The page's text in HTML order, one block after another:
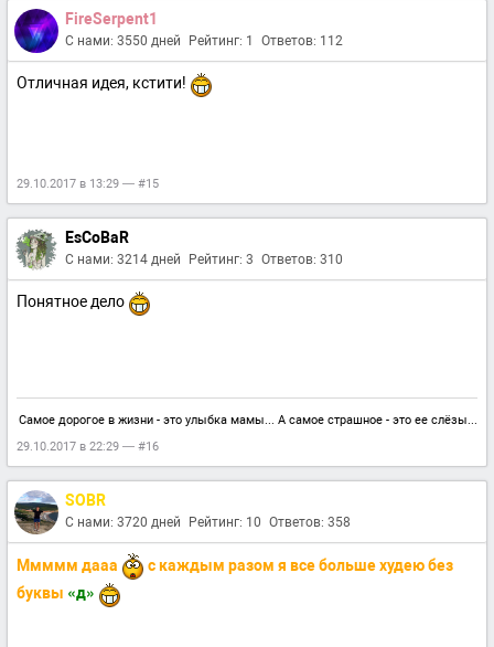
FireSerpent1
С нами: 3550 дней Рейтинг: 1 Ответов: 112
Отличная идея, кстити!
29.10.2017 в 13:29 — #15
EsCoBaR
С нами: 3214 дней Рейтинг: 3 Ответов: 310
Понятное дело
Самое дорогое в жизни - это улыбка мамы... А самое страшное - это ее слёзы...
29.10.2017 в 22:29 — #16
SOBR
С нами: 3720 дней Рейтинг: 10 Ответов: 358
Ммммм дааа
с каждым разом я все больше худею без
буквы «д»